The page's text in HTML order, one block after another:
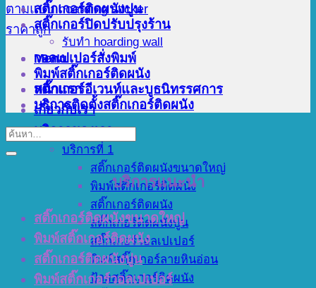
Menu
หน้าแรก
เกี่ยวกับเรา
บริการของเรา
บริการที่ 1
สติ๊กเกอร์ติดผนังขนาดใหญ่
พิมพ์สติ๊กเกอร์ติดผนัง
สติ๊กเกอร์ติดผนัง
สติ๊กเกอร์ติดผนังปูน
สติ๊กเกอร์วอลเปเปอร์
พิมพ์สติ๊กเกอร์ลายหินอ่อน
ป้ายสติ๊กเกอร์ติดผนัง
สติ๊กเกอร์ติดผนังปูน
สติ๊กเกอร์ปิดปรับปรุงร้าน
รับทำ hoarding wall
วอลเปเปอร์สั่งพิมพ์
พิมพ์สติ๊กเกอร์ติดผนัง
สติ๊กเกอร์อีเวนท์และบูธนิทรรศการ
บริการติดตั้งสติ๊กเกอร์ติดผนัง
บริการแนะนำ
สติ๊กเกอร์ติดผนังขนาดใหญ่
พิมพ์สติ๊กเกอร์ติดผนัง
สติ๊กเกอร์ติดผนังปูน
พิมพ์สติ๊กเกอร์วอลเปเปอร์